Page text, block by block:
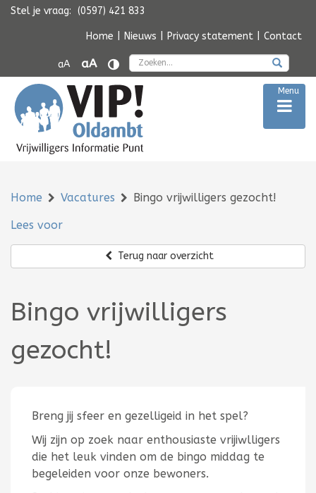
Navigatie
Stel je vraag: (0597) 421 833
Home Nieuws Privacy statement Contact
aA aA
Menu
Home Vacatures Bingo vrijwilligers gezocht!
Lees voor
Terug naar overzicht
Bingo vrijwilligers
gezocht!
Breng jij sfeer en gezelligeid in het spel?
Wij zijn op zoek naar enthousiaste vrijiwlligers
die het leuk vinden om de bingo middag te
begeleiden voor onze bewoners.